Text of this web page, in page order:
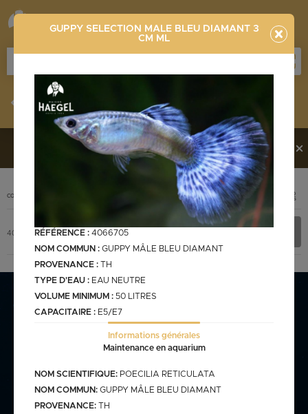
GUPPY SELECTION MALE BLEU DIAMANT 3
CM ML
RÉFÉRENCE : 4066705
NOM COMMUN : GUPPY MÂLE BLEU DIAMANT
PROVENANCE : TH
TYPE D'EAU : EAU NEUTRE
VOLUME MINIMUM : 50 LITRES
CAPACITAIRE : E5/E7
Informations générales
Maintenance en aquarium
NOM SCIENTIFIQUE: POECILIA RETICULATA
NOM COMMUN: GUPPY MÂLE BLEU DIAMANT
PROVENANCE: TH
Stocklist Recherche
Vous souhaitez en découvrir davantage ?Contactez-
nous !
Stocklist Français
FRANCO CUMULABLE AVEC LES POISSONS/ FRANCO
CODE
PHOTO
+ INFOS
4066705 GUPPY SELECTION MALE BLEU DIAMANT 3 cm ML
commande@haegel.fr